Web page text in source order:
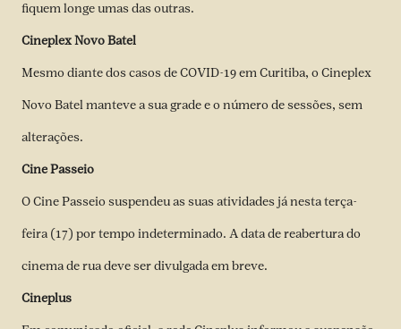
fiquem longe umas das outras.
Cineplex Novo Batel
Mesmo diante dos casos de COVID-19 em Curitiba, o Cineplex
Novo Batel manteve a sua grade e o número de sessões, sem
alterações.
Cine Passeio
O Cine Passeio suspendeu as suas atividades já nesta terça-
feira (17) por tempo indeterminado. A data de reabertura do
cinema de rua deve ser divulgada em breve.
Cineplus